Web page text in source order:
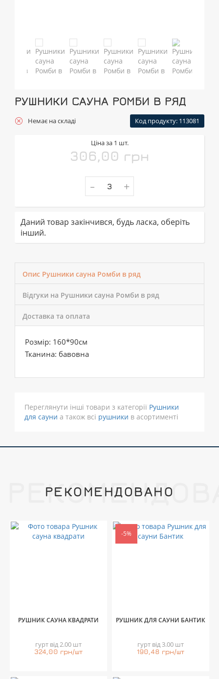
РУШНИКИ САУНА РОМБИ В РЯД
Немає на складі Код продукту: 113081
Ціна за 1 шт.
306,00 грн
- +
Даний товар закінчився, будь ласка, оберіть
інший.
Опис Рушники сауна Ромби в ряд
Відгуки на Рушники сауна Ромби в ряд
Доставка та оплата
Розмір: 160*90см
Тканина: бавовна
Переглянути інші товари з категорії Рушники
для сауни а також всі рушники в асортименті
РЕКОМЕНДОВАНО
РУШНИК САУНА КВАДРАТИ
гурт від 2.00 шт
324,00 грн/шт
-5%
РУШНИК ДЛЯ САУНИ БАНТИК
гурт від 3.00 шт
190,48 грн/шт